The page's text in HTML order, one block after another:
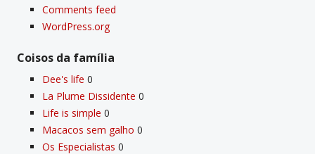
Comments feed
WordPress.org
Coisos da famí­lia
Dee's life 0
La Plume Dissidente 0
Life is simple 0
Macacos sem galho 0
Os Especialistas 0